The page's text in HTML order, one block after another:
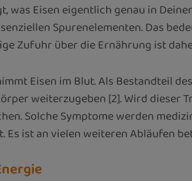
was Eisen eigentlich genau in
Spurenelementen. Das
Zufuhr über die Ernährung ist
Eisen im Blut. Als Bestandteil
weiterzugeben [2]. Wird
Solche Symptome werden
Es ist an vielen weiteren Abläufen